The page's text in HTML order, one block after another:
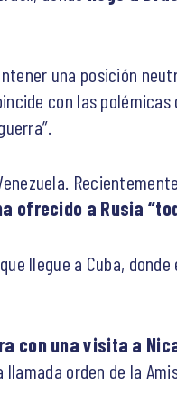
una posición
con las
ofrecido a Rusia
llegue a Cuba,
con una visita a
llamada orden de la